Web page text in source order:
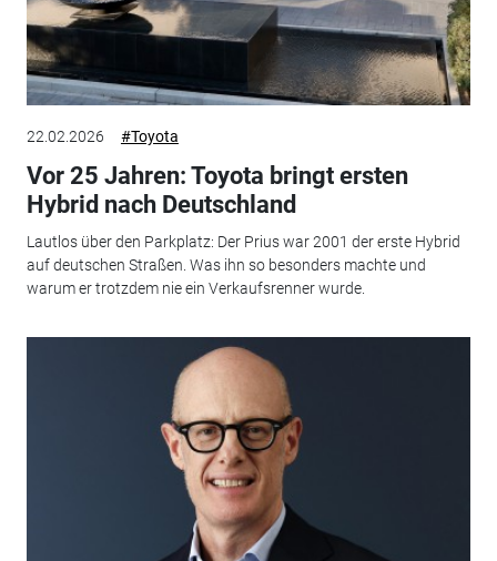
22.02.2026 #Toyota
Vor 25 Jahren: Toyota bringt ersten
Hybrid nach Deutschland
Lautlos über den Parkplatz: Der Prius war 2001 der erste Hybrid
auf deutschen Straßen. Was ihn so besonders machte und
warum er trotzdem nie ein Verkaufsrenner wurde.